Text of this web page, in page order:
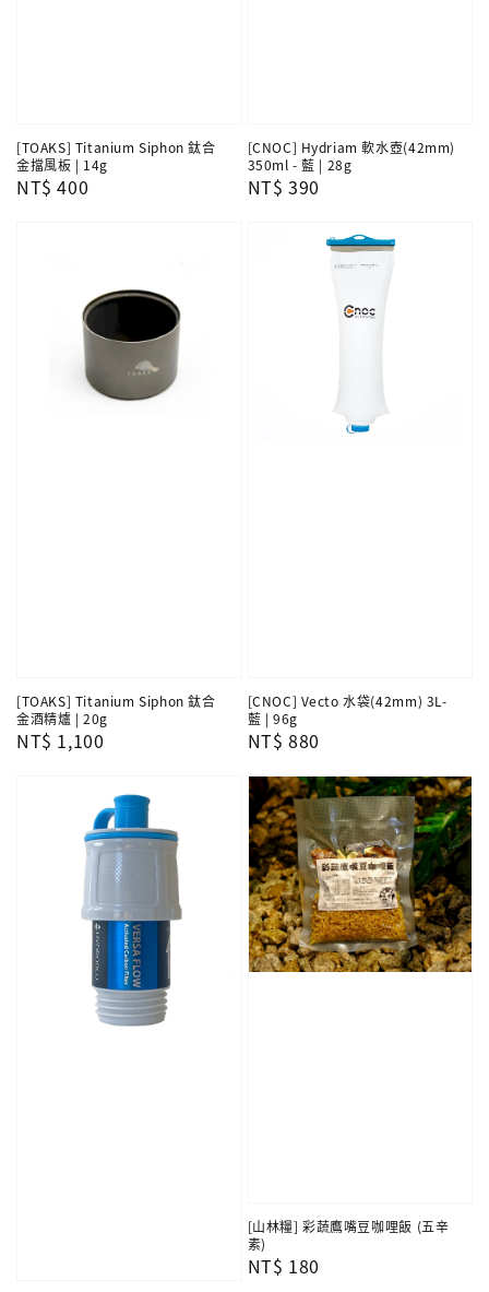
[TOAKS] Titanium Siphon 鈦合
金擋風板 | 14g
Regular
NT$ 400
[CNOC] Hydriam 軟水壺(42mm)
350ml - 藍 | 28g
Regular
NT$ 390
[TOAKS] Titanium Siphon 鈦合
金酒精爐 | 20g
Regular
NT$ 1,100
[CNOC] Vecto 水袋(42mm) 3L-
藍 | 96g
Regular
NT$ 880
[山林糧] 彩蔬鷹嘴豆咖哩飯 (五辛
素)
Regular
NT$ 180